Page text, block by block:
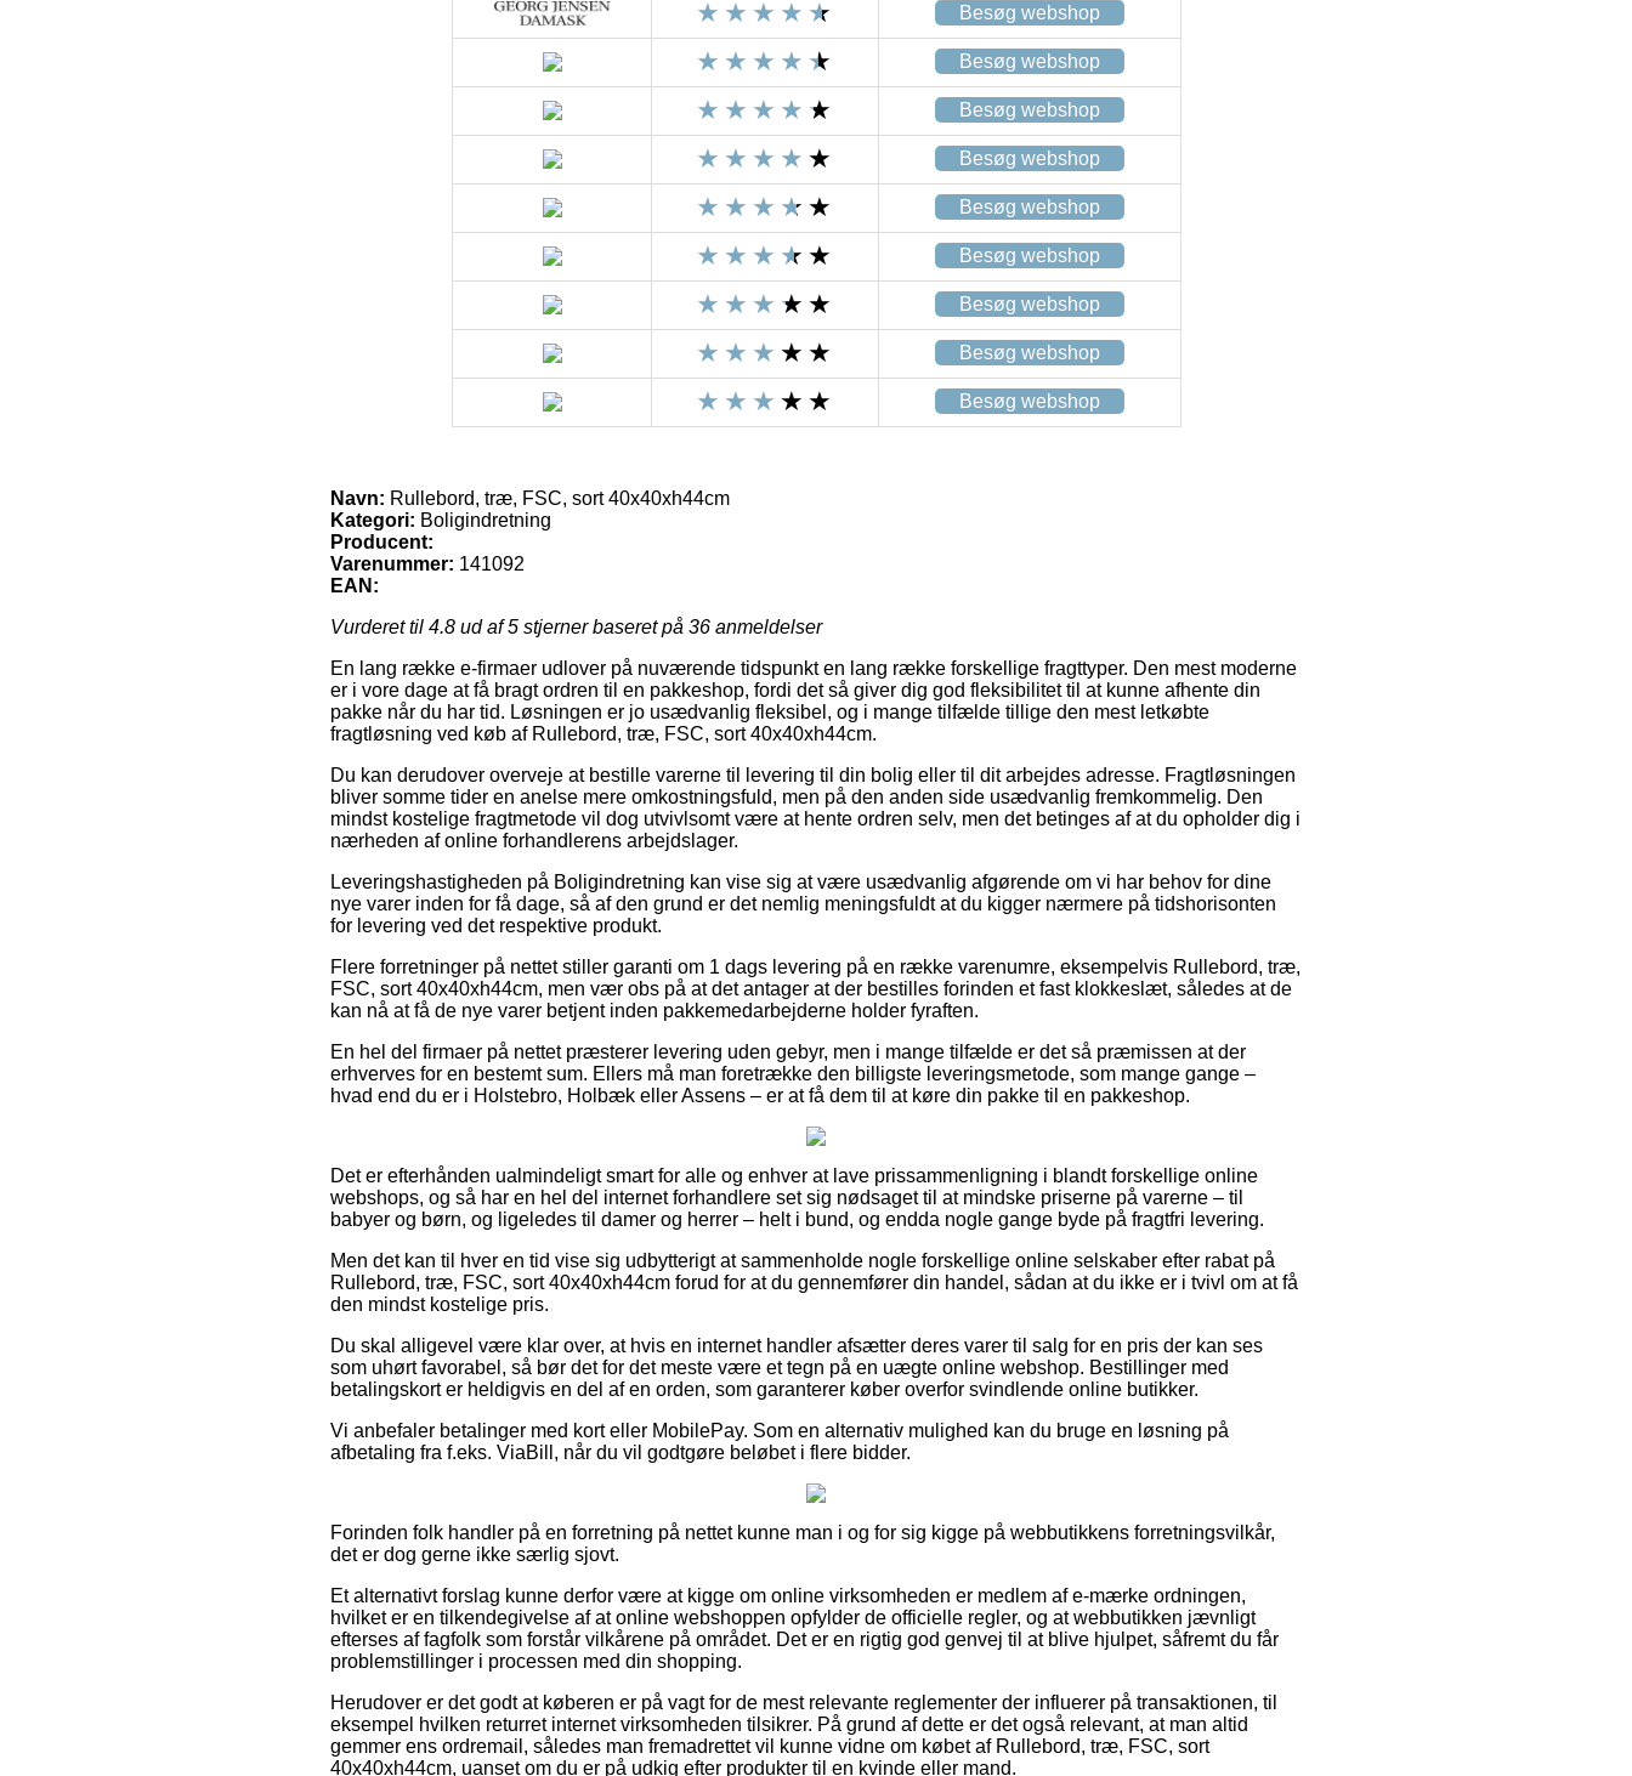
Besøg webshop
Besøg webshop
Besøg webshop
Besøg webshop
Besøg webshop
Besøg webshop
Besøg webshop
Besøg webshop
Besøg webshop
Navn: Rullebord, træ, FSC, sort 40x40xh44cm
Kategori: Boligindretning
Producent:
Varenummer: 141092
EAN:
Vurderet til 4.8 ud af 5 stjerner baseret på 36 anmeldelser
En lang række e-firmaer udlover på nuværende tidspunkt en lang række forskellige fragttyper. Den mest moderne
er i vore dage at få bragt ordren til en pakkeshop, fordi det så giver dig god fleksibilitet til at kunne afhente din
pakke når du har tid. Løsningen er jo usædvanlig fleksibel, og i mange tilfælde tillige den mest letkøbte
fragtløsning ved køb af Rullebord, træ, FSC, sort 40x40xh44cm.
Du kan derudover overveje at bestille varerne til levering til din bolig eller til dit arbejdes adresse. Fragtløsningen
bliver somme tider en anelse mere omkostningsfuld, men på den anden side usædvanlig fremkommelig. Den
mindst kostelige fragtmetode vil dog utvivlsomt være at hente ordren selv, men det betinges af at du opholder dig i
nærheden af online forhandlerens arbejdslager.
Leveringshastigheden på Boligindretning kan vise sig at være usædvanlig afgørende om vi har behov for dine
nye varer inden for få dage, så af den grund er det nemlig meningsfuldt at du kigger nærmere på tidshorisonten
for levering ved det respektive produkt.
Flere forretninger på nettet stiller garanti om 1 dags levering på en række varenumre, eksempelvis Rullebord, træ,
FSC, sort 40x40xh44cm, men vær obs på at det antager at der bestilles forinden et fast klokkeslæt, således at de
kan nå at få de nye varer betjent inden pakkemedarbejderne holder fyraften.
En hel del firmaer på nettet præsterer levering uden gebyr, men i mange tilfælde er det så præmissen at der
erhverves for en bestemt sum. Ellers må man foretrække den billigste leveringsmetode, som mange gange –
hvad end du er i Holstebro, Holbæk eller Assens – er at få dem til at køre din pakke til en pakkeshop.
Det er efterhånden ualmindeligt smart for alle og enhver at lave prissammenligning i blandt forskellige online
webshops, og så har en hel del internet forhandlere set sig nødsaget til at mindske priserne på varerne – til
babyer og børn, og ligeledes til damer og herrer – helt i bund, og endda nogle gange byde på fragtfri levering.
Men det kan til hver en tid vise sig udbytterigt at sammenholde nogle forskellige online selskaber efter rabat på
Rullebord, træ, FSC, sort 40x40xh44cm forud for at du gennemfører din handel, sådan at du ikke er i tvivl om at få
den mindst kostelige pris.
Du skal alligevel være klar over, at hvis en internet handler afsætter deres varer til salg for en pris der kan ses
som uhørt favorabel, så bør det for det meste være et tegn på en uægte online webshop. Bestillinger med
betalingskort er heldigvis en del af en orden, som garanterer køber overfor svindlende online butikker.
Vi anbefaler betalinger med kort eller MobilePay. Som en alternativ mulighed kan du bruge en løsning på
afbetaling fra f.eks. ViaBill, når du vil godtgøre beløbet i flere bidder.
Forinden folk handler på en forretning på nettet kunne man i og for sig kigge på webbutikkens forretningsvilkår,
det er dog gerne ikke særlig sjovt.
Et alternativt forslag kunne derfor være at kigge om online virksomheden er medlem af e-mærke ordningen,
hvilket er en tilkendegivelse af at online webshoppen opfylder de officielle regler, og at webbutikken jævnligt
efterses af fagfolk som forstår vilkårene på området. Det er en rigtig god genvej til at blive hjulpet, såfremt du får
problemstillinger i processen med din shopping.
Herudover er det godt at køberen er på vagt for de mest relevante reglementer der influerer på transaktionen, til
eksempel hvilken returret internet virksomheden tilsikrer. På grund af dette er det også relevant, at man altid
gemmer ens ordremail, således man fremadrettet vil kunne vidne om købet af Rullebord, træ, FSC, sort
40x40xh44cm, uanset om du er på udkig efter produkter til en kvinde eller mand.